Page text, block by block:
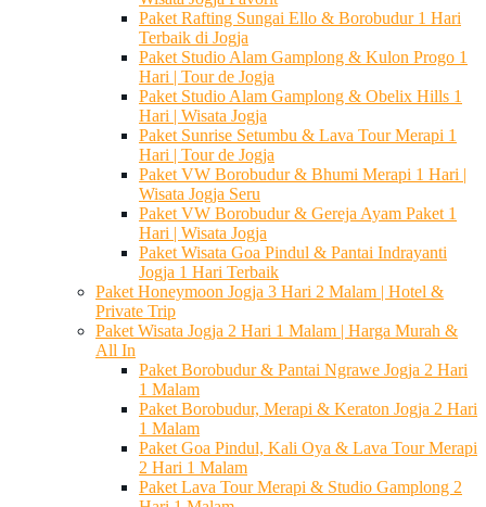
Paket Rafting Sungai Ello & Borobudur 1 Hari
Terbaik di Jogja
Paket Studio Alam Gamplong & Kulon Progo 1
Hari | Tour de Jogja
Paket Studio Alam Gamplong & Obelix Hills 1
Hari | Wisata Jogja
Paket Sunrise Setumbu & Lava Tour Merapi 1
Hari | Tour de Jogja
Paket VW Borobudur & Bhumi Merapi 1 Hari |
Wisata Jogja Seru
Paket VW Borobudur & Gereja Ayam Paket 1
Hari | Wisata Jogja
Paket Wisata Goa Pindul & Pantai Indrayanti
Jogja 1 Hari Terbaik
Paket Honeymoon Jogja 3 Hari 2 Malam | Hotel &
Private Trip
Paket Wisata Jogja 2 Hari 1 Malam | Harga Murah &
All In
Paket Borobudur & Pantai Ngrawe Jogja 2 Hari
1 Malam
Paket Borobudur, Merapi & Keraton Jogja 2 Hari
1 Malam
Paket Goa Pindul, Kali Oya & Lava Tour Merapi
2 Hari 1 Malam
Paket Lava Tour Merapi & Studio Gamplong 2